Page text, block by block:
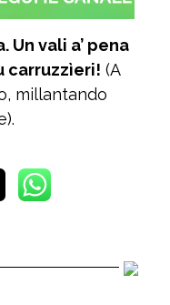
Un vali a’ pena
carruzzìeri! (A
millantando